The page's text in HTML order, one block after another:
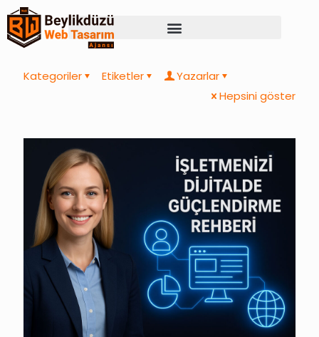
Kategoriler Etiketler
Yazarlar
Hepsini göster